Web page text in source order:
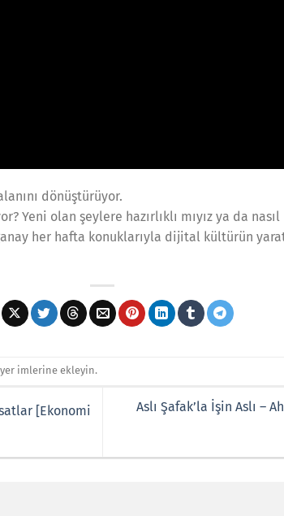
dönüştürüyor.
Yeni olan şeylere hazırlıklı mıyız ya da nasıl
her hafta konuklarıyla dijital kültürün
yer imlerine ekleyin.
[Ekonomi
Aslı Şafak’la İşin Aslı –